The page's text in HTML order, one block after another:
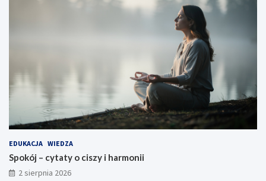
EDUKACJA WIEDZA
Spokój – cytaty o ciszy i harmonii
2 sierpnia 2026